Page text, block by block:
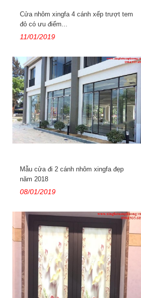
Cửa nhôm xingfa 4 cánh xếp trượt tem
đỏ có ưu điểm...
11/01/2019
Mẫu cửa đi 2 cánh nhôm xingfa đẹp
năm 2018
08/01/2019